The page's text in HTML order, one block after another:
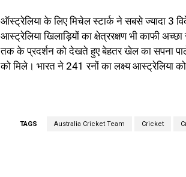
ऑस्ट्रेलिया के लिए मिचेल स्टार्क ने सबसे ज्यादा
आस्ट्रेलिया खिलाड़ियों का क्षेत्ररक्षण भी काफी
तक के प्रदर्शन को देखते हुए बेहतर खेल का सपना
को मिले। भारत ने 241 रनों का लक्ष्य आस्ट्रेलिया को
TAGS Australia Cricket Team Cricket